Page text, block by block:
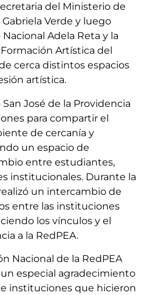
del Ministerio de
Verde y luego
Adela Reta y la
Artística del
cerca distintos espacios
artística.
José de la Providencia
para compartir el
de cercanía y
un espacio de
entre estudiantes,
institucionales. Durante la
un intercambio de
entre las instituciones
los vínculos y el
a la RedPEA.
Nacional de la RedPEA
especial agradecimiento
e instituciones que hicieron